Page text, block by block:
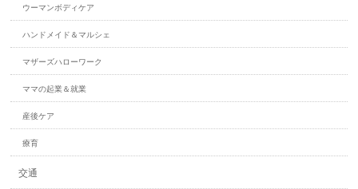
ウーマンボディケア
ハンドメイド＆マルシェ
マザーズハローワーク
ママの起業＆就業
産後ケア
療育
交通